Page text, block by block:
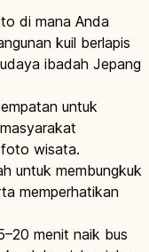
di mana Anda
kuil berlapis
ibadah Jepang
untuk
wisata.
untuk membungkuk
memperhatikan
menit naik bus